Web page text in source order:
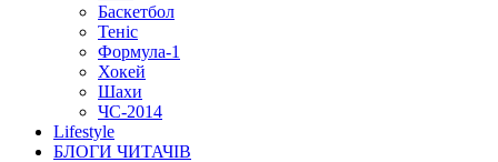
Баскетбол
Теніс
Формула-1
Хокей
Шахи
ЧС-2014
Lifestyle
БЛОГИ ЧИТАЧІВ